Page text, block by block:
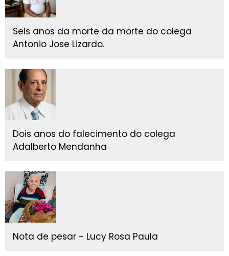
Seis anos da morte da morte do colega
Antonio Jose Lizardo.
Dois anos do falecimento do colega
Adalberto Mendanha
Nota de pesar - Lucy Rosa Paula